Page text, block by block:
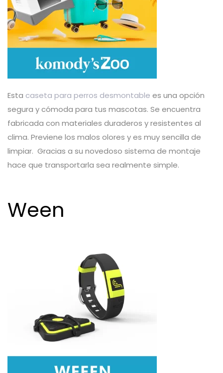
Esta caseta para perros desmontable es una opción
segura y cómoda para tus mascotas. Se encuentra
fabricada con materiales duraderos y resistentes al
clima. Previene los malos olores y es muy sencilla de
limpiar. Gracias a su novedoso sistema de montaje
hace que transportarla sea realmente simple.
Ween